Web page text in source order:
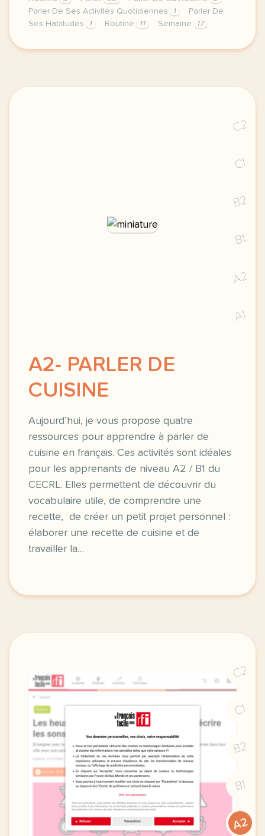
Parler De Ses Activités Quotidiennes
1
Parler De
Ses Habitudes
1 Routine 11 Semaine 17
image pixabay comcette derniere semaine de
C2
C1
B2
B1
A2
A1
A2- PARLER DE
CUISINE
Aujourd’hui, je vous propose quatre
ressources pour apprendre à parler de
cuisine en français. Ces activités sont idéales
pour les apprenants de niveau A2 / B1 du
CECRL. Elles permettent de découvrir du
vocabulaire utile, de comprendre une
recette, de créer un petit projet personnel :
élaborer une recette de cuisine et de
travailler la…
C2
C1
B2
B1
A2